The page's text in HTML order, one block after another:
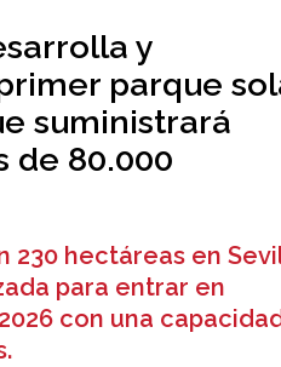
y
parque
suministrará
de 80.000
230 hectáreas en
para entrar en
con una